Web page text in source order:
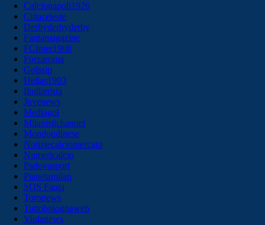
Calcionapoli1926
Cittaceleste
Derbyderbyderby
Fantamagazine
FCInter1908
Forzaroma
Golssip
Hellas1903
Ilmilanista
Juvenews
Mediagol
Milanistichannel
Mondoudinese
Notiziecalciomercato
Numericalcio
Padovasport
Pianetamilan
SOS Fanta
Toronews
Tuttobolognaweb
Violanews